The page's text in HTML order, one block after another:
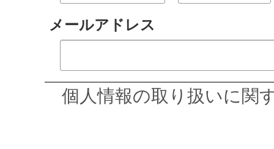
メールアドレス
個人情報の取り扱いに関